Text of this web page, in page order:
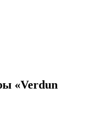
«Verdun